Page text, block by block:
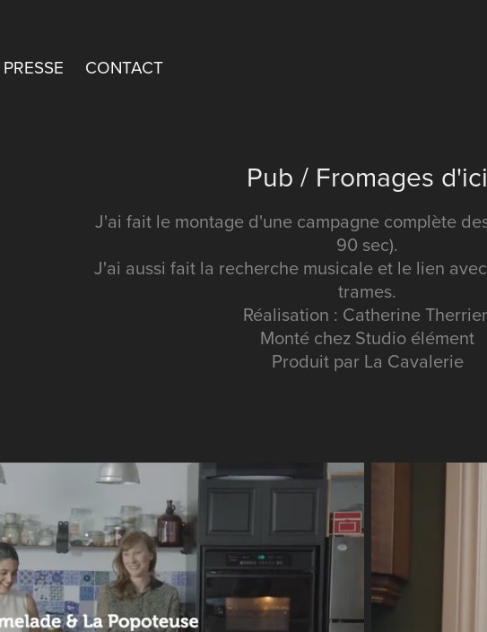
PRESSE CONTACT
Pub / Fromages d'ici
J'ai fait le montage d'une campagne complète
90 sec).
J'ai aussi fait la recherche musicale et le lien
trames.
Réalisation : Catherine
Monté chez Studio élément
Produit par La Cavalerie